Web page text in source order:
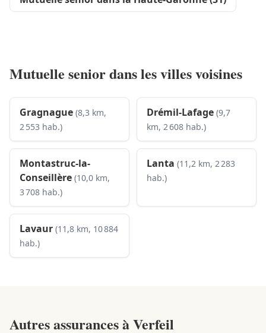
Mutuelle senior dans les villes voisines
Gragnague (8,3 km,
2 553 hab.)
Drémil-Lafage (9,7
km, 2 608 hab.)
Montastruc-la-
Conseillère (10,0 km,
3 708 hab.)
Lanta (11,2 km, 2 283
hab.)
Lavaur (11,8 km, 10 884
hab.)
Autres assurances àVerfeil